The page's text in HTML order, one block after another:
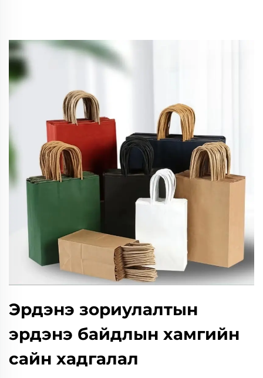
Эрдэнэ зориулалтын
эрдэнэ байдлын хамгийн
сайн хадгалал